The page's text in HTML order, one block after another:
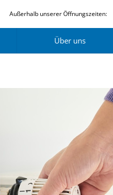
Außerhalb unserer Öffnungszeiten:
Über uns